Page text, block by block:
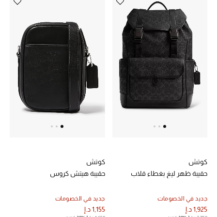
تشكيلة الأعراس
حقائب وأحذية متطابقة
هدايا للنساء
ركن الفخامة
جميع الملابس النسائية
جميع الإكسسورات النسائية
كوتش
حقيبة ظهر ليغ بغطاء قلاب
جديد في الخصومات
1,925 د.إ
كوتش
حقيبة هيتش كروس
جديد في الخصومات
1,155 د.إ